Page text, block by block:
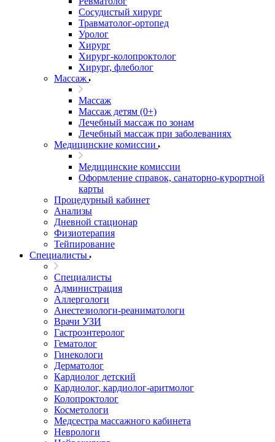
Сосудистый хирург
Травматолог-ортопед
Уролог
Хирург
Хирург-колопроктолог
Хирург, флеболог
Массаж
Массаж
Массаж детям (0+)
Лечебный массаж по зонам
Лечебный массаж при заболеваниях
Медицинские комиссии
Медицинские комиссии
Оформление справок, санаторно-курортной
карты
Процедурный кабинет
Анализы
Дневной стационар
Физиотерапия
Тейпирование
Специалисты
Специалисты
Администрация
Аллергологи
Анестезиологи-реаниматологи
Врачи УЗИ
Гастроэнтеролог
Гематолог
Гинекологи
Дерматолог
Кардиолог детский
Кардиолог, кардиолог-аритмолог
Колопроктолог
Косметологи
Медсестра массажного кабинета
Неврологи